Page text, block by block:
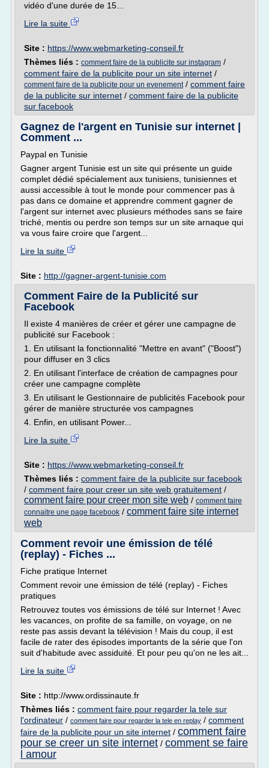
vidéo d'une durée de 15...
Lire la suite
Site : https://www.webmarketing-conseil.fr
Thèmes liés : comment faire de la publicite sur instagram /
comment faire de la publicite pour un site internet /
comment faire de la publicite pour un evenement/ comment faire
de la publicite sur internet / comment faire de la publicite
sur facebook
Gagnez de l'argent en Tunisie sur internet |
Comment ...
Paypal en Tunisie
Gagner argent Tunisie est un site qui présente un guide
complet dédié spécialement aux tunisiens, tunisiennes et
aussi accessible à tout le monde pour commencer pas à
pas dans ce domaine et apprendre comment gagner de
l'argent sur internet avec plusieurs méthodes sans se faire
triché, mentis ou perdre son temps sur un site arnaque qui
va vous faire croire que l'argent...
Lire la suite
Site : http://gagner-argent-tunisie.com
Comment Faire de la Publicité sur
Facebook
Il existe 4 manières de créer et gérer une campagne de
publicité sur Facebook :
1. En utilisant la fonctionnalité "Mettre en avant" ("Boost")
pour diffuser en 3 clics
2. En utilisant l'interface de création de campagnes pour
créer une campagne complète
3. En utilisant le Gestionnaire de publicités Facebook pour
gérer de manière structurée vos campagnes
4. Enfin, en utilisant Power...
Lire la suite
Site : https://www.webmarketing-conseil.fr
Thèmes liés : comment faire de la publicite sur facebook
/ comment faire pour creer un site web gratuitement /
comment faire pour creer mon site web / comment faire
connaitre une page facebook / comment faire site internet
web
Comment revoir une émission de télé
(replay) - Fiches ...
Fiche pratique Internet
Comment revoir une émission de télé (replay) - Fiches
pratiques
Retrouvez toutes vos émissions de télé sur Internet ! Avec
les vacances, on profite de sa famille, on voyage, on ne
reste pas assis devant la télévision ! Mais du coup, il est
facile de rater des épisodes importants de la série que l'on
suit d'habitude avec assiduité. Et pour peu qu'on ne les ait...
Lire la suite
Site : http://www.ordissinaute.fr
Thèmes liés : comment faire pour regarder la tele sur
l'ordinateur / comment faire pour regarder la tele en replay / comment
faire de la publicite pour un site internet / comment faire
pour se creer un site internet / comment se faire
l amour